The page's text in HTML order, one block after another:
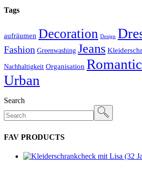
Tags
aufräumen Decoration Design
Fashion Greenwashing Jeans
Nachhaltigkeit Organisation Romantic
Urban
Search
FAV PRODUCTS